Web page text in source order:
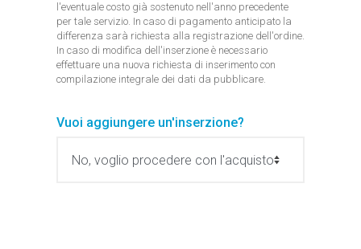
l'eventuale costo già sostenuto nell'anno precedente
per tale servizio. In caso di pagamento anticipato la
differenza sarà richiesta alla registrazione dell'ordine.
In caso di modifica dell'inserzione è necessario
effettuare una nuova richiesta di inserimento con
compilazione integrale dei dati da pubblicare.
Vuoi aggiungere un'inserzione?